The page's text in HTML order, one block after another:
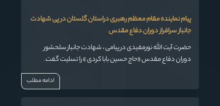
پیام نماینده مقام معظم رهبری دراستان گلستان در پی شهادت
جانباز سرافراز دوران دفاع مقدس
حضرت آیت الله نورمفیدی در پیامی ، شهادت جانباز سلحشور
دوران دفاع مقدس «حاج حسین بابا کردی » را تسلیت گفت.
ادامه مطلب